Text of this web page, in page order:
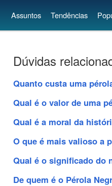
Assuntos Tendências
Dúvidas
Quanto custa uma
Qual é o valor de uma
Qual é a moral da
O que é mais valioso a
Qual é o significado do
De quem é o Pérola